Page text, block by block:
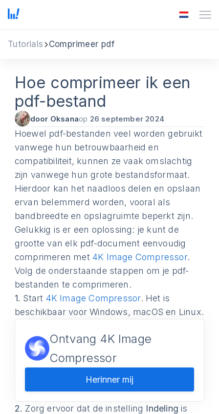
Tutorials Comprimeer pdf
Hoe comprimeer ik een
pdf-bestand
door Oksanaop 26 september 2024
Hoewel pdf-bestanden veel worden gebruikt
vanwege hun betrouwbaarheid en
compatibiliteit, kunnen ze vaak omslachtig
zijn vanwege hun grote bestandsformaat.
Hierdoor kan het naadloos delen en opslaan
ervan belemmerd worden, vooral als
bandbreedte en opslagruimte beperkt zijn.
Gelukkig is er een oplossing: je kunt de
grootte van elk pdf-document eenvoudig
comprimeren met4K Image Compressor.
Volg de onderstaande stappen om je pdf-
bestanden te comprimeren.
1. Start 4K Image Compressor. Het is
beschikbaar voor Windows, macOS en Linux.
Ontvang 4K Image
Compressor
Herinner mij
2. Zorg ervoor dat de instelling Indeling is